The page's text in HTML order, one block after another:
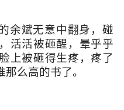
斌无意中翻身，碰
活活被砸醒，晕乎乎
上被砸得生疼，疼了
么高的书了。